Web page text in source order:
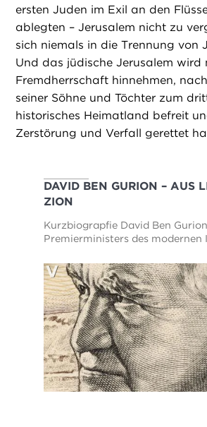
ersten Juden im Exil an den
ablegten – Jerusalem nicht zu
sich niemals in die Trennung von
Und das jüdische Jerusalem wird
Fremdherrschaft hinnehmen,
seiner Söhne und Töchter zum
historisches Heimatland befreit
Zerstörung und Verfall gerettet
DAVID BEN GURION – AUS
ZION
Kurzbiograpfie David Ben
Premierministers des modernen